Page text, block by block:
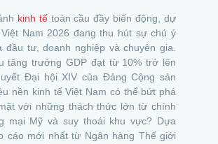
kinh tếtoàn cầu đầy biến động, dự
Nam 2026 đang thu hút sự chú ý
đầu tư, doanh nghiệp và chuyên gia.
tăng trưởng GDP đạt từ 10% trở lên
Đại hội XIV của Đảng Cộng sản
nền kinh tế Việt Nam có thể bứt phá
với những thách thức lớn từ chính
mại Mỹ và suy thoái khu vực? Dựa
cáo mới nhất từ Ngân hàng Thế giới